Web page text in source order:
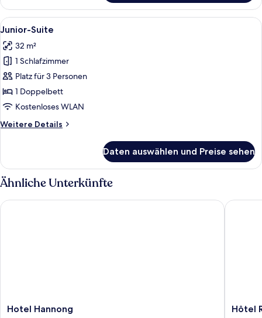
Zimmer
Alle
Fotos
für
Junior-
Suite
anzeigen
Ein modernes Hotelzimmer mit
5
Junior-Suite
32 m²
1 Schlafzimmer
Platz für 3 Personen
1 Doppelbett
Kostenloses WLAN
Weitere Details
Weitere
Suite
Daten auswählen und Preise sehen
Ähnliche Unterkünfte
Hotel
Hotel Hannong
Hotel Hannong
Hôtel
Hôtel